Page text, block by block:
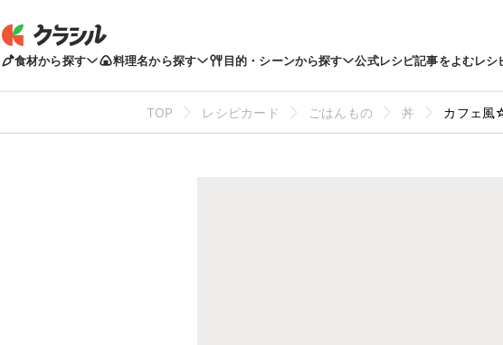
食材から探す 料理名から探す 目的・シーンから探す 公式レシピ記事をよむレシ
TOP レシピカード ごはんもの 丼 カフェ風